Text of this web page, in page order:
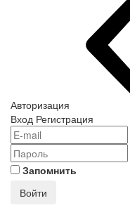
Авторизация
Вход Регистрация
Запомнить
Войти